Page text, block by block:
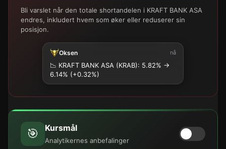
Bli varslet når den totale shortandelen i KRAFT BANK ASA
endres, inkludert hvem som øker eller reduserer sin
posisjon.
Oksen nå
📉 KRAFT BANK ASA (KRAB): 5.82% →
6.14% (+0.32%)
🎯 Kursmål
Analytikernes anbefalinger